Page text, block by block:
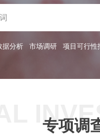
据分析 市场调研 项目可行性
专项调